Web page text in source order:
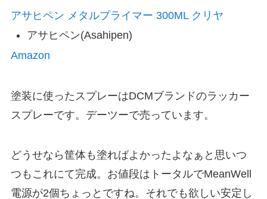
アサヒペン メタルプライマー 300ML クリヤ
アサヒペン(Asahipen)
Amazon
塗装に使ったスプレーはDCMブランドのラッカー
スプレーです。デーツーで売っています。
どうせなら筐体も塗ればよかったよなぁと思いつ
つもこれにて完成。お値段はトータルでMeanWell
電源が2個ちょっとですね。それでも欲しい安定し